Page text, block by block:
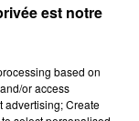
est notre
based on
or access
advertising; Create